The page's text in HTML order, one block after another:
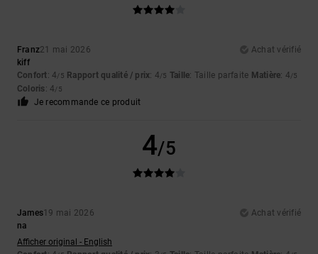
Franz21 mai 2026
Achat vérifié
kiff
Confort: 4/5 Rapport qualité / prix: 4/5 Taille: Taille parfaite Matière: 4/5
Coloris: 4/5
Je recommande ce produit
4/5
James19 mai 2026
Achat vérifié
na
Afficher original - English